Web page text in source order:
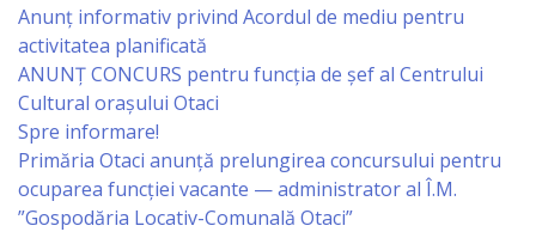
Biserica
Primăria
Primar
Aparatul
Anunț informativ privind Acordul de mediu pentru
activitatea planificată
ANUNŢ CONCURS pentru funcţia de şef al Centrului
Cultural oraşului Otaci
Spre informare!
Primăria Otaci anunță prelungirea concursului pentru
ocuparea funcției vacante — administrator al Î.M.
”Gospodăria Locativ-Comunală Otaci”